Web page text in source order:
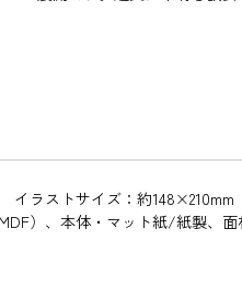
ストサイズ：約148×210mm（
）、本体・マット紙/紙製、